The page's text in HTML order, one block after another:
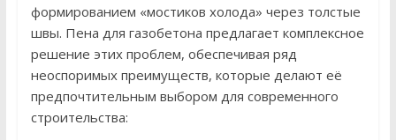
формированием «мостиков холода» через толстые
швы. Пена для газобетона предлагает комплексное
решение этих проблем, обеспечивая ряд
неоспоримых преимуществ, которые делают её
предпочтительным выбором для современного
строительства: